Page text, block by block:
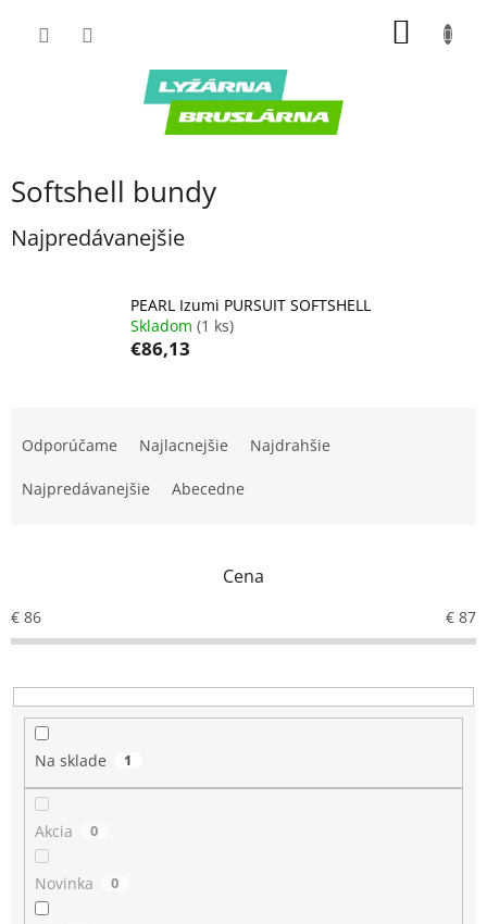
Softshell bundy
Najpredávanejšie
PEARL Izumi PURSUIT SOFTSHELL
Skladom (1 ks)
€86,13
r
o
u
k
Odporúčame Najlacnejšie Najdrahšie
Najpredávanejšie Abecedne
Cena
€ 86 € 87
Na sklade 1
Akcia 0
Novinka 0